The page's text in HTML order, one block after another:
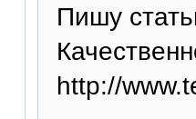
Пишу
http://